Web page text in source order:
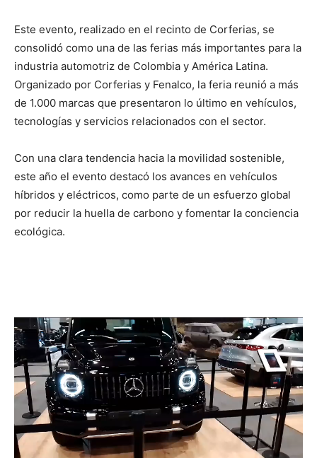
Este evento, realizado en el recinto de Corferias, se
consolidó como una de las ferias más importantes para la
industria automotriz de Colombia y América Latina.
Organizado por Corferias y Fenalco, la feria reunió a más
de 1.000 marcas que presentaron lo último en vehículos,
tecnologías y servicios relacionados con el sector.
Con una clara tendencia hacia la movilidad sostenible,
este año el evento destacó los avances en vehículos
híbridos y eléctricos, como parte de un esfuerzo global
por reducir la huella de carbono y fomentar la conciencia
ecológica.